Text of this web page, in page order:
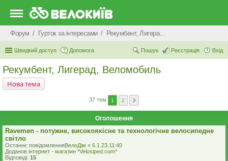
Форум Гурток за інтересами Рекумбент, Лигерад, Веломобиль
Швидкий доступ Допомога Вхід
Реєстрація
Пошук
Рекумбент, Лигерад, Веломобиль
Нова тема
37 тем 1 2
Оголошення
Ravemen - потужне, високоякісне та технологічне велосипедне
світло
Останнє повідомленняВелоДім « 6.1.23 11:40
Доданов iнтернет - магазин *Velosiped.com*
Відповіді: 15